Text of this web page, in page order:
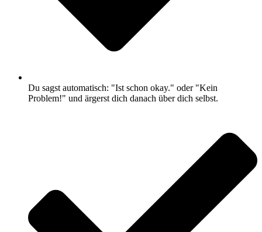
Du sagst automatisch: "Ist schon okay." oder "Kein
Problem!" und ärgerst dich danach über dich selbst.